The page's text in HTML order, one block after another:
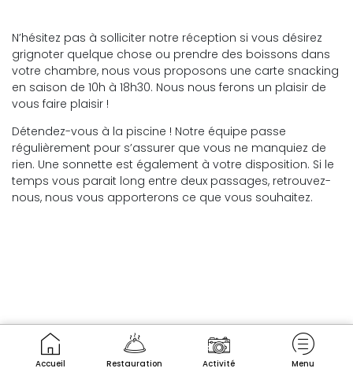
Accueil Restauration Activité Menu
N’hésitez pas à solliciter notre réception si vous désirez
grignoter quelque chose ou prendre des boissons dans
votre chambre, nous vous proposons une carte snacking
en saison de 10h à 18h30. Nous nous ferons un plaisir de
vous faire plaisir !
Détendez-vous à la piscine ! Notre équipe passe
régulièrement pour s’assurer que vous ne manquiez de
rien. Une sonnette est également à votre disposition. Si le
temps vous parait long entre deux passages, retrouvez-
nous, nous vous apporterons ce que vous souhaitez.